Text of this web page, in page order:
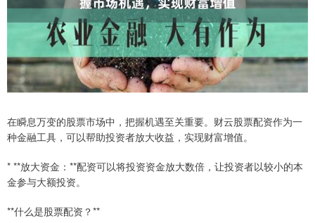
在瞬息万变的股票市场中，把握机遇至关重要。财云股票配资作为一
种金融工具，可以帮助投资者放大收益，实现财富增值。
* **放大资金：**配资可以将投资资金放大数倍，让投资者以较小的本
金参与大额投资。
**什么是股票配资？**